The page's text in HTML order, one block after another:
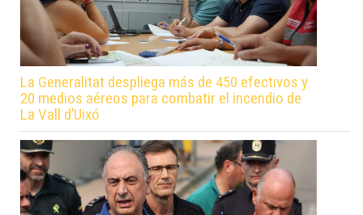
La Generalitat despliega más de 450 efectivos y
20 medios aéreos para combatir el incendio de
La Vall d’Uixó